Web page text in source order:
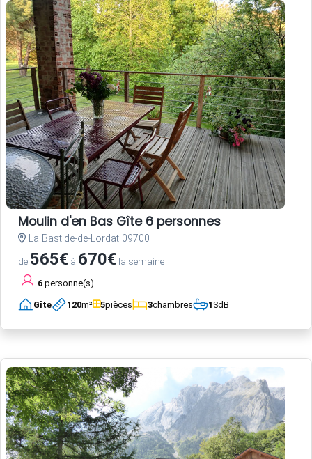
Moulin d'en Bas Gîte 6 personnes
La Bastide-de-Lordat 09700
de 565€ à 670€ la semaine
6 personne(s)
Gîte 120m² 5pièces 3chambres 1SdB